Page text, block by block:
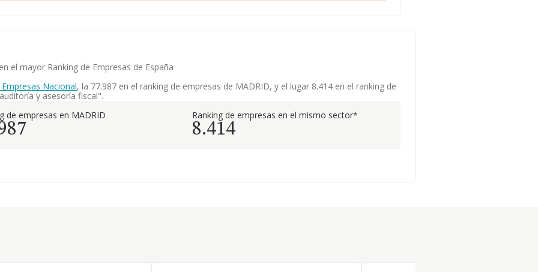
el mayor Ranking de Empresas de España
Nacional, la 77.987 en el ranking de empresas de MADRID, y el lugar 8.414 en el ranking de
y asesoría fiscal".
de empresas en MADRID Ranking de empresas en el mismo sector*
8.414